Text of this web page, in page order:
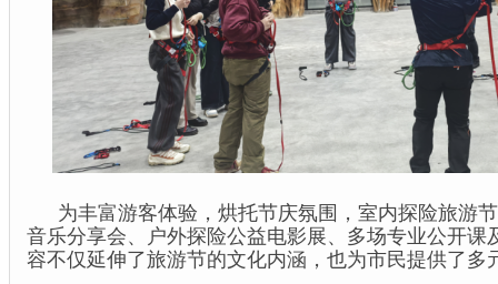
为丰富游客体验，烘托节庆氛围，室内探险旅游
音乐分享会、户外探险公益电影展、多场专业公开课
容不仅延伸了旅游节的文化内涵，也为市民提供了多